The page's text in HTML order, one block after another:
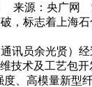
来源：央广网
，标志着上海
员余光贤）经
技术及工艺包
高模量新型